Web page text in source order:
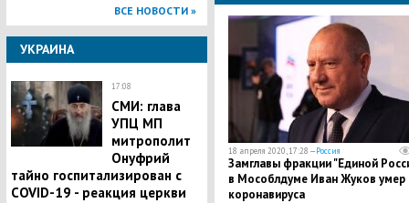
ВСЕ НОВОСТИ »
УКРАИНА
17:08
СМИ: глава
УПЦ МП
митрополит
Онуфрий
тайно госпитализирован с
COVID-19 - реакция церкви
18 апреля 2020, 17:28 —Россия
Замглавы фракции "Единой
в Мособлдуме Иван Жуков умер
коронавируса